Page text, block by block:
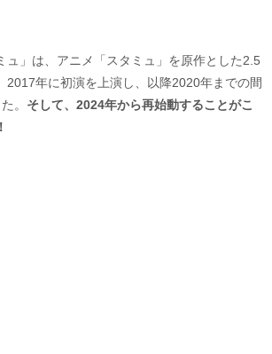
ュ」は、アニメ「スタミュ」を原作とした2.5
2017年に初演を上演し、以降2020年までの間
。 そして、2024年から再始動することがこ